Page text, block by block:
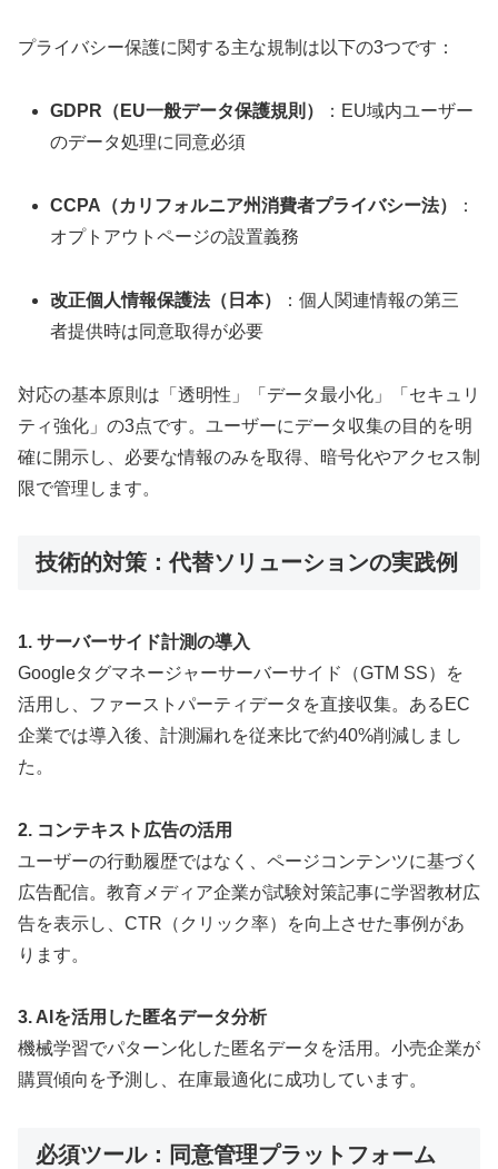
プライバシー保護に関する主な規制は以下の3つです：
GDPR（EU一般データ保護規則）
：EU域内ユーザー
のデータ処理に同意必須
CCPA（カリフォルニア州消費者プライバシー法）
：
オプトアウトページの設置義務
改正個人情報保護法（日本）
：個人関連情報の第三
者提供時は同意取得が必要
対応の基本原則は「透明性」「データ最小化」「セキュリ
ティ強化」の3点です。ユーザーにデータ収集の目的を明
確に開示し、必要な情報のみを取得、暗号化やアクセス制
限で管理します。
技術的対策：代替ソリューションの実践例
1. サーバーサイド計測の導入
Googleタグマネージャーサーバーサイド（GTM SS）を
活用し、ファーストパーティデータを直接収集。あるEC
企業では導入後、計測漏れを従来比で約40%削減しまし
た。
2. コンテキスト広告の活用
ユーザーの行動履歴ではなく、ページコンテンツに基づく
広告配信。教育メディア企業が試験対策記事に学習教材広
告を表示し、CTR（クリック率）を向上させた事例があ
ります。
3. AIを活用した匿名データ分析
機械学習でパターン化した匿名データを活用。小売企業が
購買傾向を予測し、在庫最適化に成功しています。
必須ツール：同意管理プラットフォーム